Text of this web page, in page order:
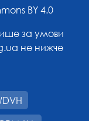
BY 4.0
за умови
не нижче